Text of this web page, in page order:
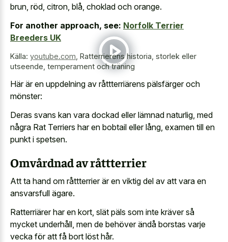
brun, röd, citron, blå, choklad och orange.
For another approach, see: Norfolk Terrier
Breeders UK
Källa: youtube.com Ratterrierens historia, storlek eller
utseende, temperament och träning
Här är en uppdelning av råttterriärens pälsfärger och
mönster:
Deras svans kan vara dockad eller lämnad naturlig, med
några Rat Terriers har en bobtail eller lång, examen till en
punkt i spetsen.
Omvårdnad av råttterrier
Att ta hand om råttterrier är en viktig del av att vara en
ansvarsfull ägare.
Ratterriärer har en kort, slät päls som inte kräver så
mycket underhåll, men de behöver ändå borstas varje
vecka för att få bort löst hår.